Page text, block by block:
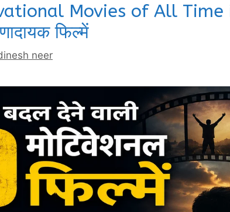
Movies of All Time
फिल्में
neer